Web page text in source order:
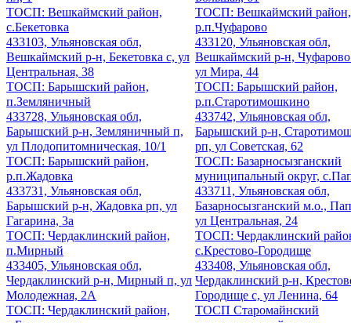
ТОСП: Вешкаймский район,
с.Бекетовка
433103, Ульяновская обл,
Вешкаймский р-н, Бекетовка с, ул
Центральная, 38
ТОСП: Вешкаймский район,
р.п.Чуфарово
433120, Ульяновская обл,
Вешкаймский р-н,
ул Мира, 44
ТОСП: Барышский район,
п.Земляничный
433728, Ульяновская обл,
Барышский р-н, Земляничный п,
ул Плодопитомническая, 10/1
ТОСП: Барышский район,
р.п.Старотимошкино
433742, Ульяновская обл,
Барышский р-н,
рп, ул Советская, 62
ТОСП: Барышский район,
р.п.Жадовка
433731, Ульяновская обл,
Барышский р-н, Жадовка рп, ул
Гагарина, 3а
ТОСП: Базарносызганский
муниципальный округ,
433711, Ульяновская обл,
Базарносызганский м.о.,
ул Центральная, 24
ТОСП: Чердаклинский район,
п.Мирный
433405, Ульяновская обл,
Чердаклинский р-н, Мирный п, ул
Молодежная, 2А
ТОСП: Чердаклинский
с.Крестово-Городище
433408, Ульяновская обл,
Чердаклинский р-н,
Городище с, ул Ленина, 64
ТОСП: Чердаклинский район,
ТОСП Старомайнский